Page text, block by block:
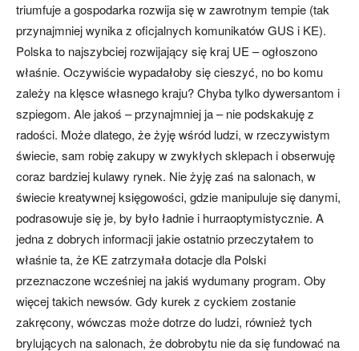
triumfuje a gospodarka rozwija się w zawrotnym tempie (tak
przynajmniej wynika z oficjalnych komunikatów GUS i KE).
Polska to najszybciej rozwijający się kraj UE – ogłoszono
właśnie. Oczywiście wypadałoby się cieszyć, no bo komu
zależy na klęsce własnego kraju? Chyba tylko dywersantom i
szpiegom. Ale jakoś – przynajmniej ja – nie podskakuję z
radości. Może dlatego, że żyję wśród ludzi, w rzeczywistym
świecie, sam robię zakupy w zwykłych sklepach i obserwuję
coraz bardziej kulawy rynek. Nie żyję zaś na salonach, w
świecie kreatywnej księgowości, gdzie manipuluje się danymi,
podrasowuje się je, by było ładnie i hurraoptymistycznie. A
jedna z dobrych informacji jakie ostatnio przeczytałem to
właśnie ta, że KE zatrzymała dotacje dla Polski
przeznaczone wcześniej na jakiś wydumany program. Oby
więcej takich newsów. Gdy kurek z cyckiem zostanie
zakręcony, wówczas może dotrze do ludzi, również tych
brylujących na salonach, że dobrobytu nie da się fundować na